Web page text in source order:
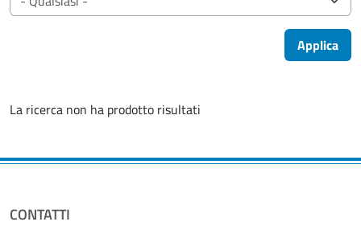
Applica
La ricerca non ha prodotto risultati
CONTATTI